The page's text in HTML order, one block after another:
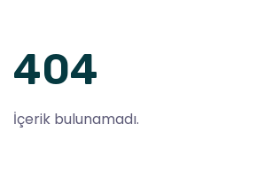
404
İçerik bulunamadı.